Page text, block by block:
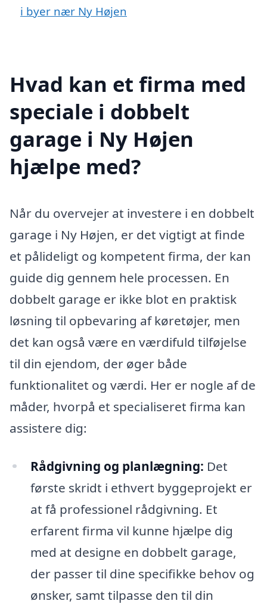
i byer nær Ny Højen
Hvad kan et firma med
speciale i dobbelt
garage i Ny Højen
hjælpe med?
Når du overvejer at investere i en dobbelt
garage i Ny Højen, er det vigtigt at finde
et pålideligt og kompetent firma, der kan
guide dig gennem hele processen. En
dobbelt garage er ikke blot en praktisk
løsning til opbevaring af køretøjer, men
det kan også være en værdifuld tilføjelse
til din ejendom, der øger både
funktionalitet og værdi. Her er nogle af de
måder, hvorpå et specialiseret firma kan
assistere dig:
Rådgivning og planlægning: Det
første skridt i ethvert byggeprojekt er
at få professionel rådgivning. Et
erfarent firma vil kunne hjælpe dig
med at designe en dobbelt garage,
der passer til dine specifikke behov og
ønsker, samt tilpasse den til din